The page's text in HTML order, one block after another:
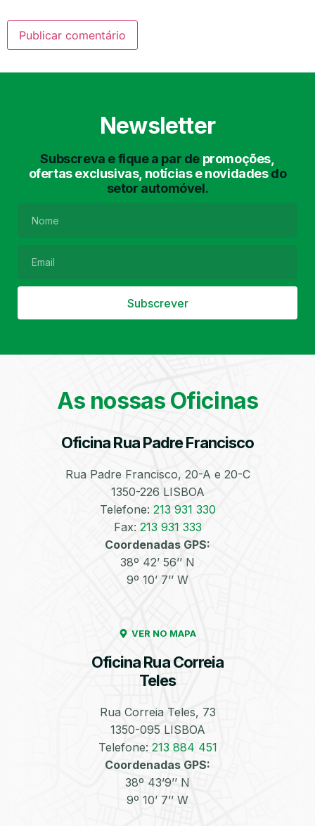
Newsletter
Subscreva e fique a par de promoções,
ofertas exclusivas, notícias e novidadesdo
setor automóvel.
Subscrever
As nossas Oficinas
Oficina Rua Padre Francisco
Rua Padre Francisco, 20-A e 20-C
1350-226 LISBOA
Telefone: 213 931 330
Fax: 213 931 333
Coordenadas GPS:
38º 42’ 56’’ N
9º 10’ 7’’ W
VER NO MAPA
Oficina Rua Correia
Teles
Rua Correia Teles, 73
1350-095 LISBOA
Telefone: 213 884 451
Coordenadas GPS:
38º 43’9’’ N
9º 10’ 7’’ W
Lavagem de Chassis
Filtro de Partículas Óleos
Bate-Chapas
Higienização e
Desinfeção
Automóvel
Enchimento de
Azoto/Nitrogénio
Equilibragem das
Desempeno de